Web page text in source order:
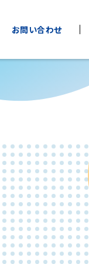
CATEGORIES
その他の
カテゴリー
お問い合わせ